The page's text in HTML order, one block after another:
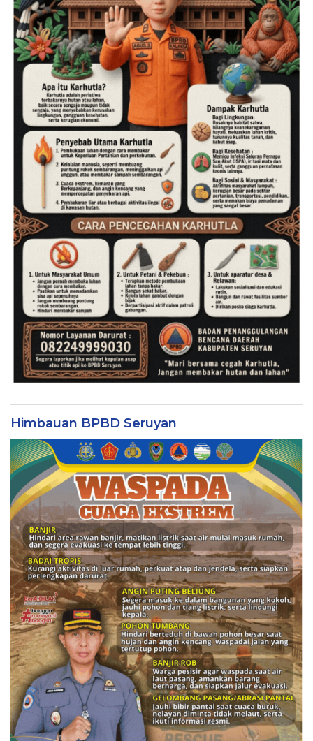
Himbauan BPBD Seruyan